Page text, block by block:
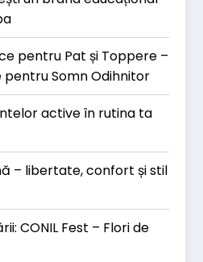
pentru Pat și Toppere –
Somn Odihnitor
active în rutina ta
– libertate, confort și stil
CONIL Fest – Flori de